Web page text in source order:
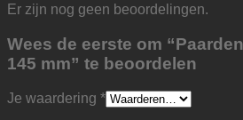
Er zijn nog geen beoordelingen.
Wees de eerste om
145 mm” te beoordelen
Je waardering *